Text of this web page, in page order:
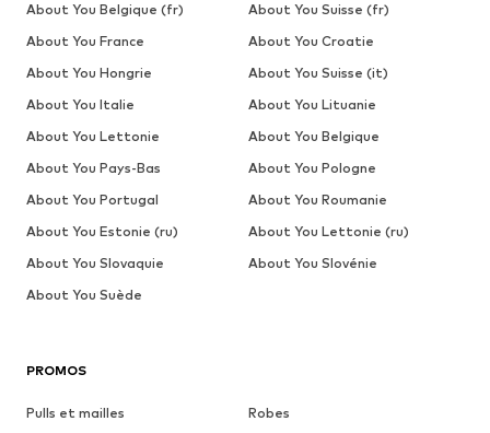
PROMOS
Pulls et mailles
Robes
About You Belgique (fr)
About You Suisse (fr)
About You France
About You Croatie
About You Hongrie
About You Suisse (it)
About You Italie
About You Lituanie
About You Lettonie
About You Belgique
About You Pays-Bas
About You Pologne
About You Portugal
About You Roumanie
About You Estonie (ru)
About You Lettonie (ru)
About You Slovaquie
About You Slovénie
About You Suède